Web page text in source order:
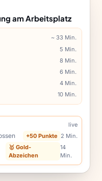
am Arbeitsplatz
60%
~ 33 Min.
5 Min.
8 Min.
6 Min.
4 Min.
10 Min.
live
+50 Punkte 2 Min.
🥇 Gold-
Abzeichen
14
Min.